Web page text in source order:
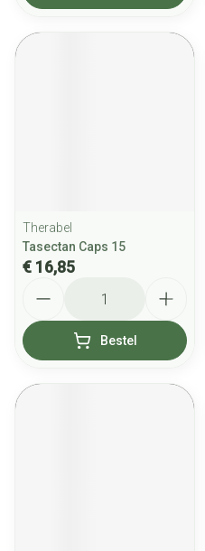
Therabel
Tasectan Caps 15
€ 16,85
Bestel